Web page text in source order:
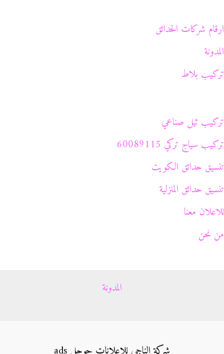
ع
ن
ارقام شركات الحدائق
المدونة
تركيب بلاط
تركيب ثيل صناعي
تركيب سياج تركي 60089115
تنسيق حدائق الكويت
تنسيق حدائق المنزلية
للاعلان معنا
من نحن
المدونة